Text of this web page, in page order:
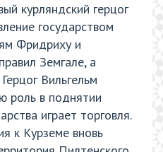
курляндский герцог
государством
Фридриху и
Земгале, а
Вильгельм
роль в поднятии
играет торговля.
к Курземе вновь